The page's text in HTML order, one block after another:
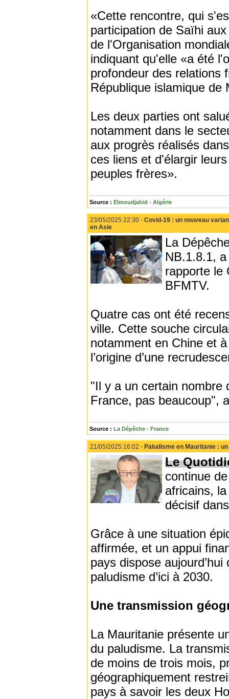
«Cette rencontre, qui
participation de Saïhi
de l'Organisation
indiquant qu'elle «a été
profondeur des relations
République islamique de
Les deux parties ont
notamment dans le
aux progrès réalisés
ces liens et d'élargir
peuples frères».
Source : Elmoudjahid - Algérie
23/05/2025 22:30 - Covid-19 : un nouveau
en Asie
La
NB.1.8.1,
rapporte le
BFMTV.
Quatre cas ont été
ville. Cette souche
notamment en Chine et
l’origine d’une
"Il y a un certain nombre
France, pas beaucoup",
Source : La Dépêche - France
21/05/2025 16:02 - Paludisme en Mauritanie :
Le
continue
africains,
décisif
Grâce à une situation
affirmée, et un appui
pays dispose
paludisme d’ici à 2030.
Une transmission
La Mauritanie présente
du paludisme. La
de moins de trois mois,
géographiquement
pays à savoir les deux